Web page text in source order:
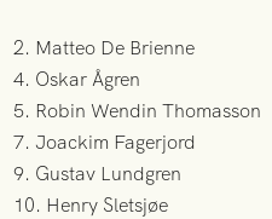
2. Matteo De Brienne
4. Oskar Ågren
5. Robin Wendin Thomasson
7. Joackim Fagerjord
9. Gustav Lundgren
10. Henry Sletsjøe